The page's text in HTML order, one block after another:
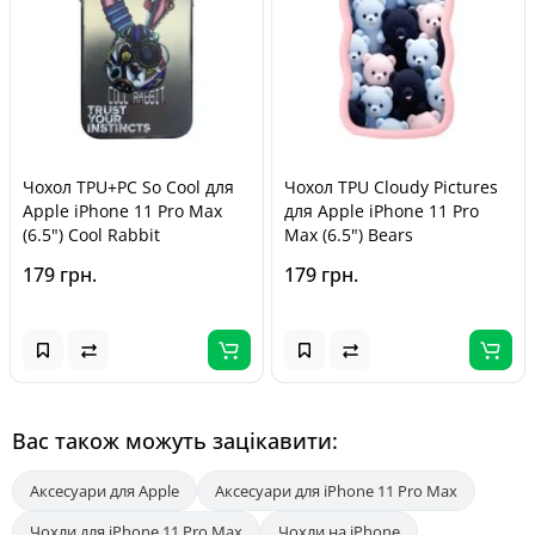
Чохол TPU+PC So Cool для
Apple iPhone 11 Pro Max
(6.5") Cool Rabbit
179 грн.
Чохол TPU Cloudy Pictures
для Apple iPhone 11 Pro
Max (6.5") Bears
179 грн.
Вас також можуть зацікавити:
Аксесуари для Apple
Аксесуари для iPhone 11 Pro Max